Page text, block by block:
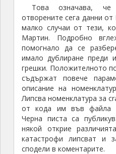
Това означава,
отворените сега данни
малко случаи от тези,
Мартин. Подробно
помогнало да се
имало дублиране преди
грешки. Положителното
съдържат повече
описание на
Липсва номенклатура за
от кода им във файла
Черна писта са
някой открие
катастрофи липсват
сподели в коментарите.